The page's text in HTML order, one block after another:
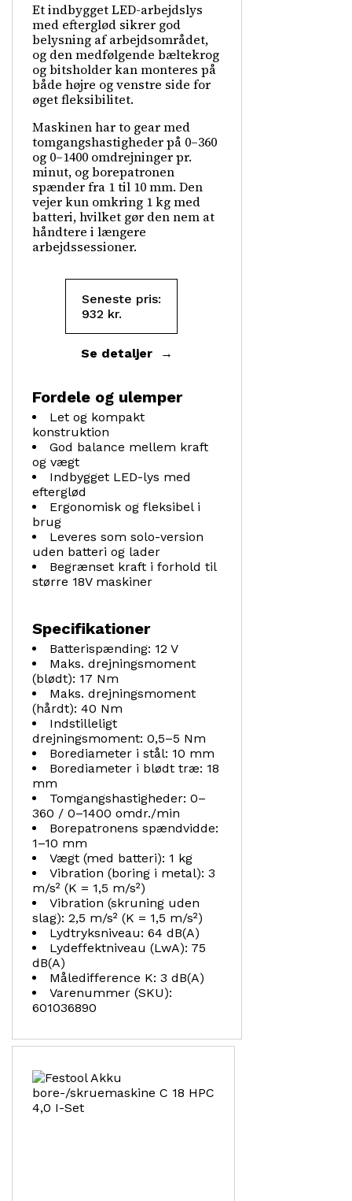
Et indbygget LED-arbejdslys
med efterglød sikrer god
belysning af arbejdsområdet,
og den medfølgende bæltekrog
og bitsholder kan monteres på
både højre og venstre side for
øget fleksibilitet.
Maskinen har to gear med
tomgangshastigheder på 0–360
og 0–1400 omdrejninger pr.
minut, og borepatronen
spænder fra 1 til 10 mm. Den
vejer kun omkring 1 kg med
batteri, hvilket gør den nem at
håndtere i længere
arbejdssessioner.
Fordele og ulemper
Let og kompakt
konstruktion
God balance mellem kraft
og vægt
Indbygget LED-lys med
efterglød
Ergonomisk og fleksibel i
brug
Leveres som solo-version
uden batteri og lader
Begrænset kraft i forhold til
større 18V maskiner
Specifikationer
Batterispænding: 12 V
Maks. drejningsmoment
(blødt): 17 Nm
Maks. drejningsmoment
(hårdt): 40 Nm
Indstilleligt
drejningsmoment: 0,5–5 Nm
Borediameter i stål: 10 mm
Borediameter i blødt træ: 18
mm
Tomgangshastigheder: 0–
360 / 0–1400 omdr./min
Borepatronens spændvidde:
1–10 mm
Vægt (med batteri): 1 kg
Vibration (boring i metal): 3
m/s² (K = 1,5 m/s²)
Vibration (skruning uden
slag): 2,5 m/s² (K = 1,5 m/s²)
Lydtryksniveau: 64 dB(A)
Lydeffektniveau (LwA): 75
dB(A)
Måledifference K: 3 dB(A)
Varenummer (SKU):
601036890
Seneste pris:
932 kr.
Se detaljer